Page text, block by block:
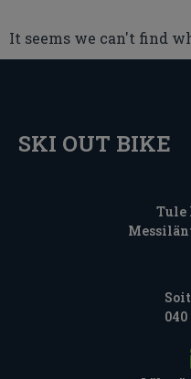
It seems we can't find
SKI OUT BIKE
Tule
040